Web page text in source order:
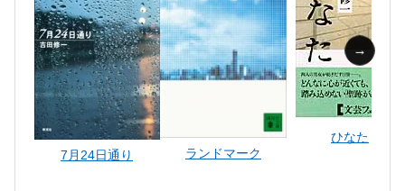
7月24日通り ランドマーク
ひなた
→
→